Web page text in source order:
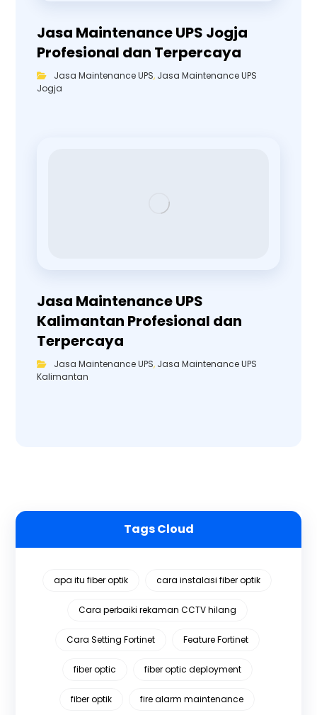
Jasa Maintenance UPS Jogja
Profesional dan Terpercaya
Jasa Maintenance UPS, Jasa Maintenance UPS
Jogja
Jasa Maintenance UPS
Kalimantan Profesional dan
Terpercaya
Jasa Maintenance UPS, Jasa Maintenance UPS
Kalimantan
Tags Cloud
apa itu fiber optik cara instalasi fiber optik
Cara perbaiki rekaman CCTV hilang
Cara Setting Fortinet Feature Fortinet
fiber optic fiber optic deployment
fiber optik fire alarm maintenance